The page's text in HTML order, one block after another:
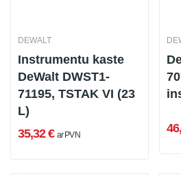
DEWALT
Instrumentu kaste
DeWalt DWST1-
71195, TSTAK VI (23
L)
35,32 € ar PVN